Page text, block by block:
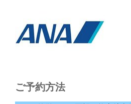
ご予約方法